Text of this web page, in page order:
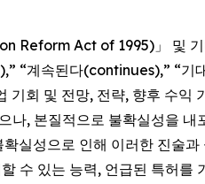
Reform Act of 1995)」 및 기
계속된다(continues),” “기
회 및 전망, 전략, 향후 수익
, 본질적으로 불확실성을
실성으로 인해 이러한 진술
수 있는 능력, 언급된 특허를